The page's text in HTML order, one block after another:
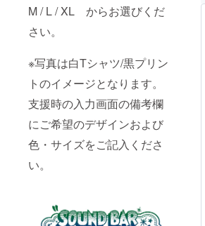
M / L / XL からお選びくだ
さい。
※写真は白Tシャツ/黒プリン
トのイメージとなります。
支援時の入力画面の備考欄
にご希望のデザインおよび
色・サイズをご記入くださ
い。